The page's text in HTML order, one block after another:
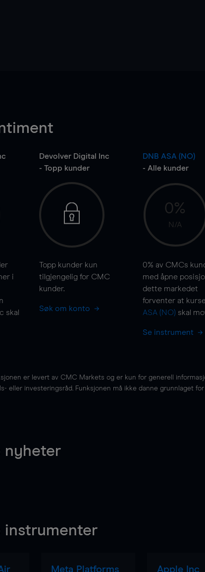
i
skal
Devolver Digital Inc
- Topp kunder
Topp kunder kun
tilgjengelig for CMC
kunder.
Søk om konto
DNB ASA (NO)
- Alle kunder
0%
N/A
0% av CMCs
med åpne
dette markedet
forventer at
ASA (NO) skal
Se instrument
er levert av CMC Markets og er kun for generell
eller investeringsråd. Funksjonen må ikke danne grunnlaget
nyheter
instrumenter
Meta Platforms
Apple Inc